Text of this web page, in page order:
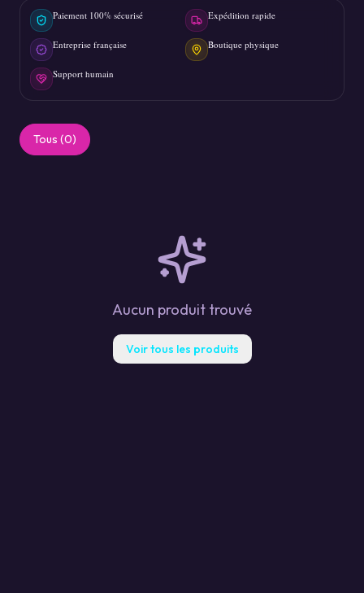
Paiement 100% sécurisé Expédition rapide
Entreprise française Boutique physique
Support humain
Tous (0)
Aucun produit trouvé
Voir tous les produits